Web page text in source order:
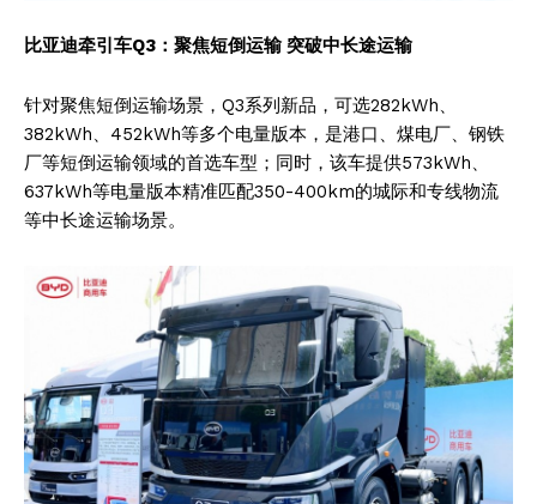
比亚迪牵引车Q3：聚焦短倒运输 突破中长途运输
针对聚焦短倒运输场景，Q3系列新品，可选282kWh、
382kWh、452kWh等多个电量版本，是港口、煤电厂、钢铁
厂等短倒运输领域的首选车型；同时，该车提供573kWh、
637kWh等电量版本精准匹配350-400km的城际和专线物流
等中长途运输场景。